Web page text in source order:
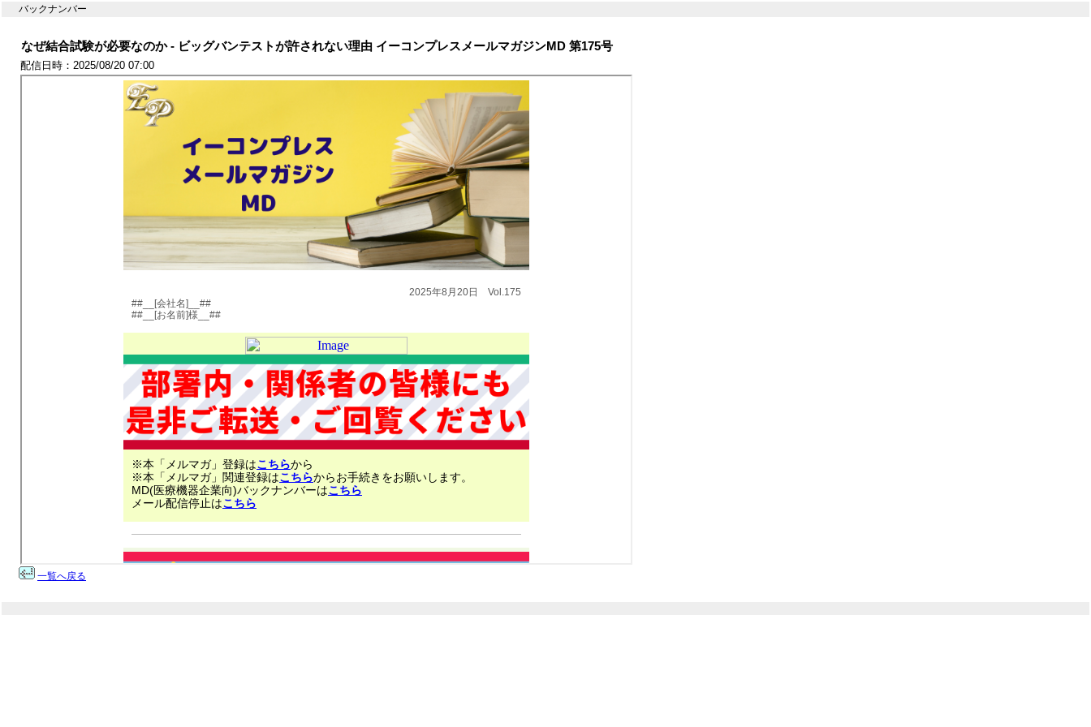
バックナンバー
なぜ結合試験が必要なのか - ビッグバンテストが許されない理由 イーコンプレスメールマガジンMD 第175号
配信日時：2025/08/20 07:00
一覧へ戻る